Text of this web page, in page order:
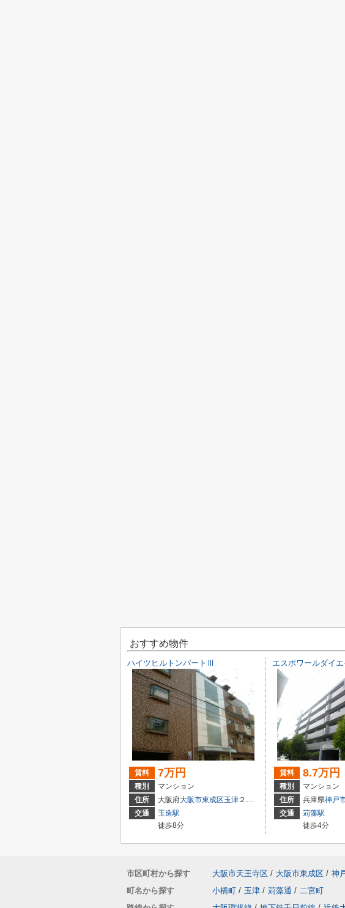
おすすめ物件
ハイツヒルトンパートⅢ
賃料 7万円
種別
マンション
住所
大阪府大阪市東成区玉津 ２丁目
交通
玉造駅
徒歩8分
エスポワールダイエ
賃料 8.7万円
種別
マンション
住所
兵庫県神戸
交通
苅藻駅
徒歩4分
市区町村から探す 大阪市天王寺区 / 大阪市東成区 / 神
町名から探す
小橋町 / 玉津 / 苅藻通 / 二宮町